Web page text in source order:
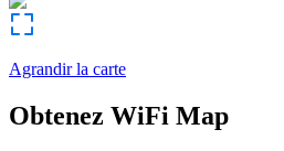
Agrandir la carte
Obtenez WiFi Map